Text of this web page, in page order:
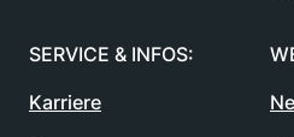
SERVICE & INFOS:
Karriere